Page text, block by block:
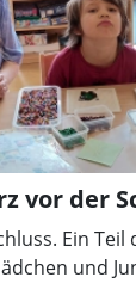
vor der
Ein
und